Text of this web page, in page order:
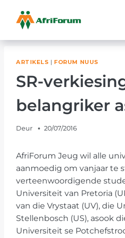
contentARTIKELS | FORUM NUUS
SR-
belangriker
Deur 20/07/2016
AfriForum Jeug wil alle
aanmoedig om vanjaar te
verteenwoordigende
Universiteit van Pretoria
van die Vrystaat (UV), die
Stellenbosch (US), asook
Universiteit se